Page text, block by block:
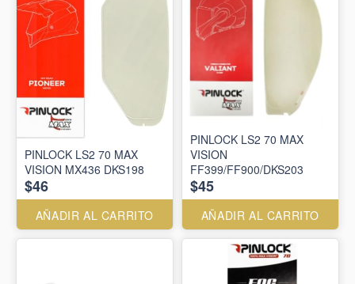
PINLOCK LS2 70 MAX
VISION MX436 DKS198
$46
AÑADIR AL CARRITO
PINLOCK LS2 70 MAX
VISION
FF399/FF900/DKS203
$45
AÑADIR AL CARRITO